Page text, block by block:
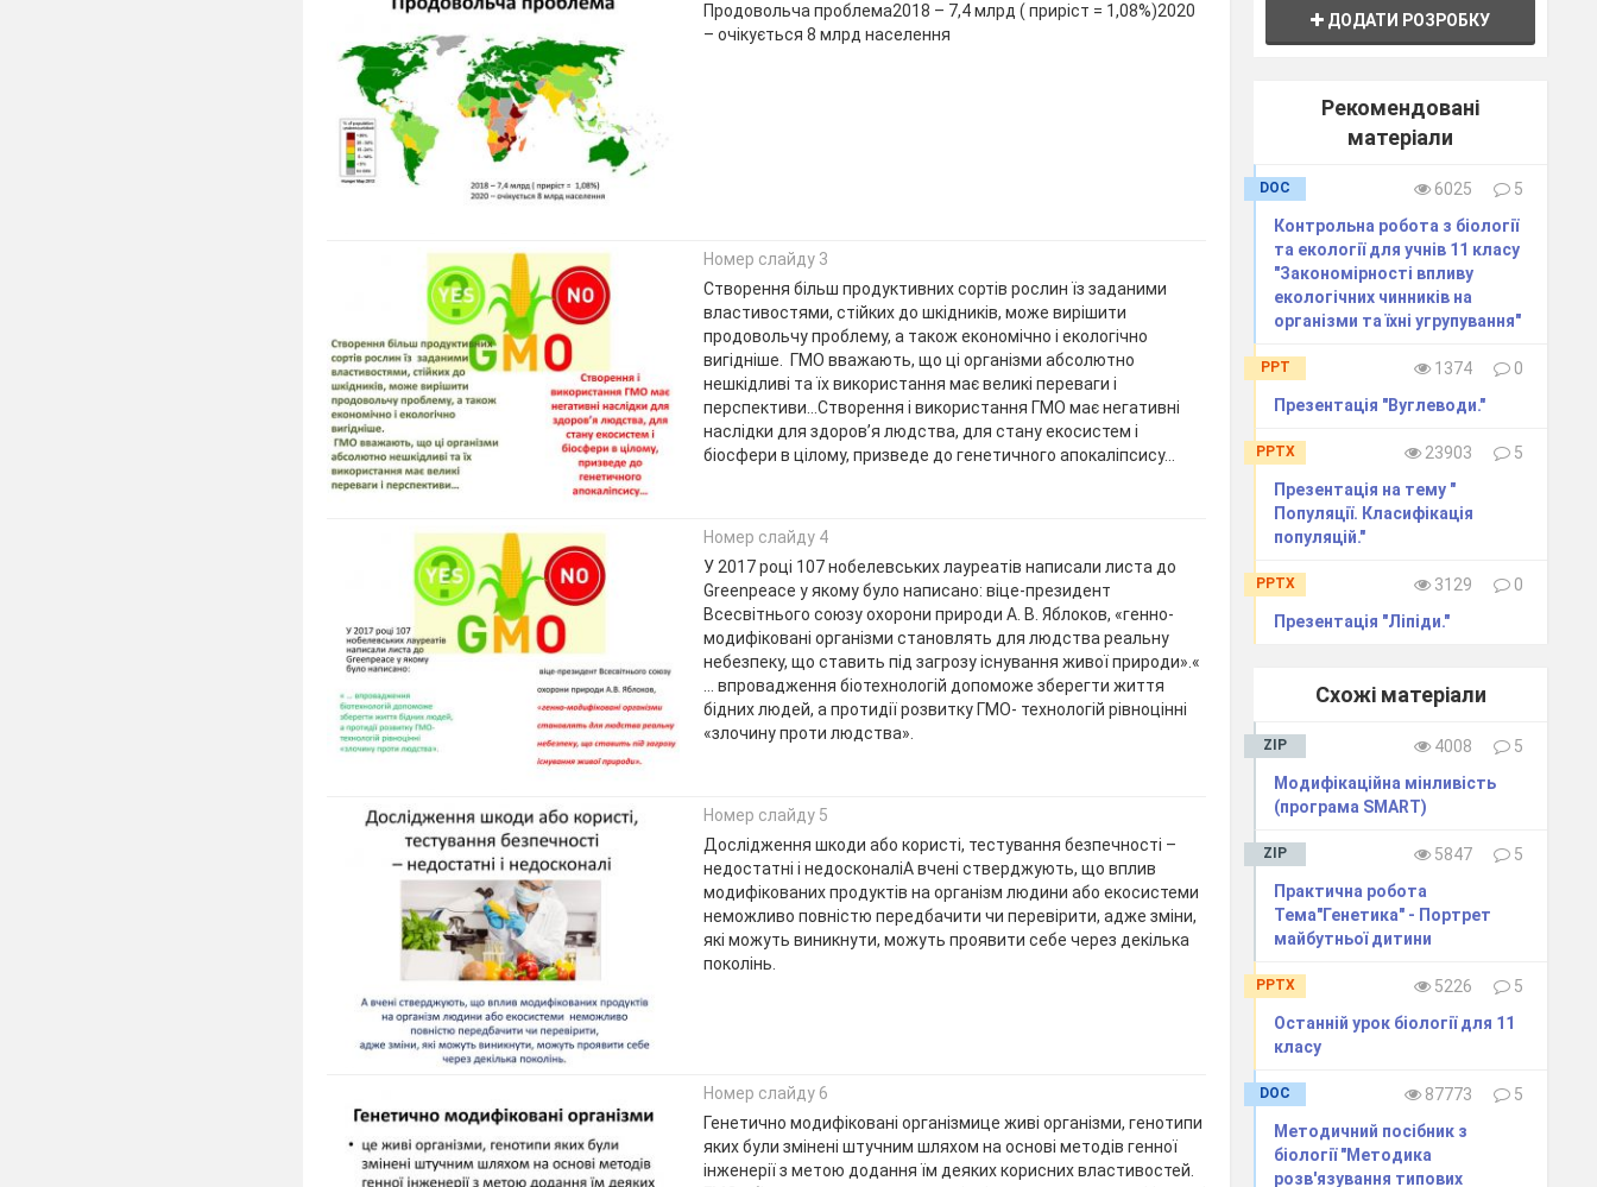
Продовольча проблема2018 – 7,4 млрд ( приріст = 1,08%)2020
– очікується 8 млрд населення
Номер слайду 3
Створення більш продуктивних сортів рослин їз заданими
властивостями, стійких до шкідників, може вирішити
продовольчу проблему, а також економічно і екологічно
вигідніше. ГМО вважають, що ці організми абсолютно
нешкідливі та їх використання має великі переваги і
перспективи…Створення і використання ГМО має негативні
наслідки для здоров’я людства, для стану екосистем і
біосфери в цілому, призведе до генетичного апокаліпсису…
Номер слайду 4
У 2017 році 107 нобелевських лауреатів написали листа до
Greenpeace у якому було написано: віце-президент
Всесвітнього союзу охорони природи А. В. Яблоков, «генно-
модифіковані організми становлять для людства реальну
небезпеку, що ставить під загрозу існування живої природи».«
… впровадження біотехнологій допоможе зберегти життя
бідних людей, а протидії розвитку ГМО- технологій рівноцінні
«злочину проти людства».
Номер слайду 5
Дослідження шкоди або користі, тестування безпечності –
недостатні і недосконаліА вчені стверджують, що вплив
модифікованих продуктів на організм людини або екосистеми
неможливо повністю передбачити чи перевірити, адже зміни,
які можуть виникнути, можуть проявити себе через декілька
поколінь.
Номер слайду 6
Генетично модифіковані організмице живі організми, генотипи
яких були змінені штучним шляхом на основі методів генної
інженерії з метою додання їм деяких корисних властивостей.
ДОДАТИ РОЗРОБКУ
Рекомендовані
матеріали
DOC 6025
5
Контрольна робота з біології
та екології для учнів 11 класу
"Закономірності впливу
екологічних чинників на
організми та їхні угрупування"
PPT 1374
0
Презентація "Вуглеводи."
PPTX 23903
5
Презентація на тему "
Популяції. Класифікація
популяцій."
PPTX 3129
0
Презентація "Ліпіди."
Схожі матеріали
ZIP 4008
5
Модифікаційна мінливість
(програма SMART)
ZIP 5847
5
Практична робота
Тема"Генетика" - Портрет
майбутньої дитини
PPTX 5226
5
Останній урок біології для 11
класу
DOC 87773
5
Методичний посібник з
біології "Методика
розв'язування типових